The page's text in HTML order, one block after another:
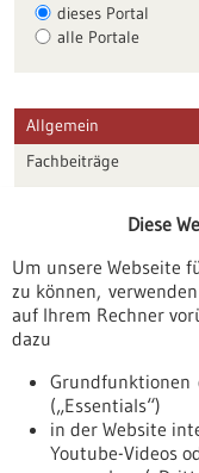
dieses Portal
alle Portale
Allgemein
Fachbeiträge
Veranstaltungen
Erscheinungsdatum
Diese
Um unsere Webseite
zu können,
auf Ihrem Rechner
dazu
Grundfunktionen
(„Essentials“)
in der Website
Youtube-Videos